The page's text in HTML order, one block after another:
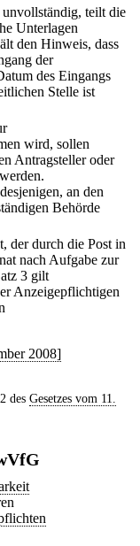
teilt die
Unterlagen
den Hinweis, dass
der
des Eingangs
Stelle ist
wird, sollen
Antragsteller oder
an den
Behörde
der durch die Post in
nach Aufgabe zur
3 gilt
Anzeigepflichtigen
2008]
des Gesetzes vom 11.